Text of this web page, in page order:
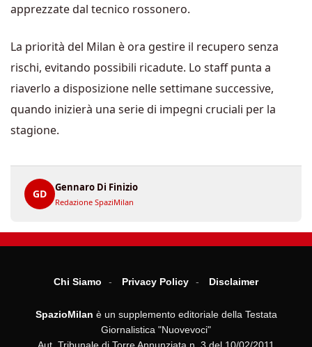
apprezzate dal tecnico rossonero.
La priorità del Milan è ora gestire il recupero senza
rischi, evitando possibili ricadute. Lo staff punta a
riaverlo a disposizione nelle settimane successive,
quando inizierà una serie di impegni cruciali per la
stagione.
GD
Gennaro Di Finizio
Redazione SpaziMilan
Chi Siamo Privacy Policy Disclaimer
SpazioMilan è un supplemento editoriale della Testata
Giornalistica "Nuovevoci"
Aut. Tribunale di Torre Annunziata n. 3 del 10/02/2011